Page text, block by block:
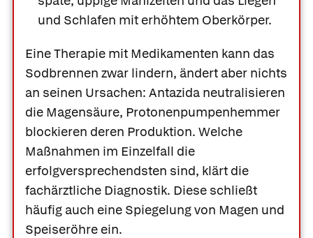
und Schlafen mit erhöhtem Oberkörper.
Eine Therapie mit Medikamenten kann das
Sodbrennen zwar lindern, ändert aber nichts
an seinen Ursachen: Antazida neutralisieren
die Magensäure, Protonenpumpenhemmer
blockieren deren Produktion. Welche
Maßnahmen im Einzelfall die
erfolgversprechendsten sind, klärt die
fachärztliche Diagnostik. Diese schließt
häufig auch eine Spiegelung von Magen und
Speiseröhre ein.